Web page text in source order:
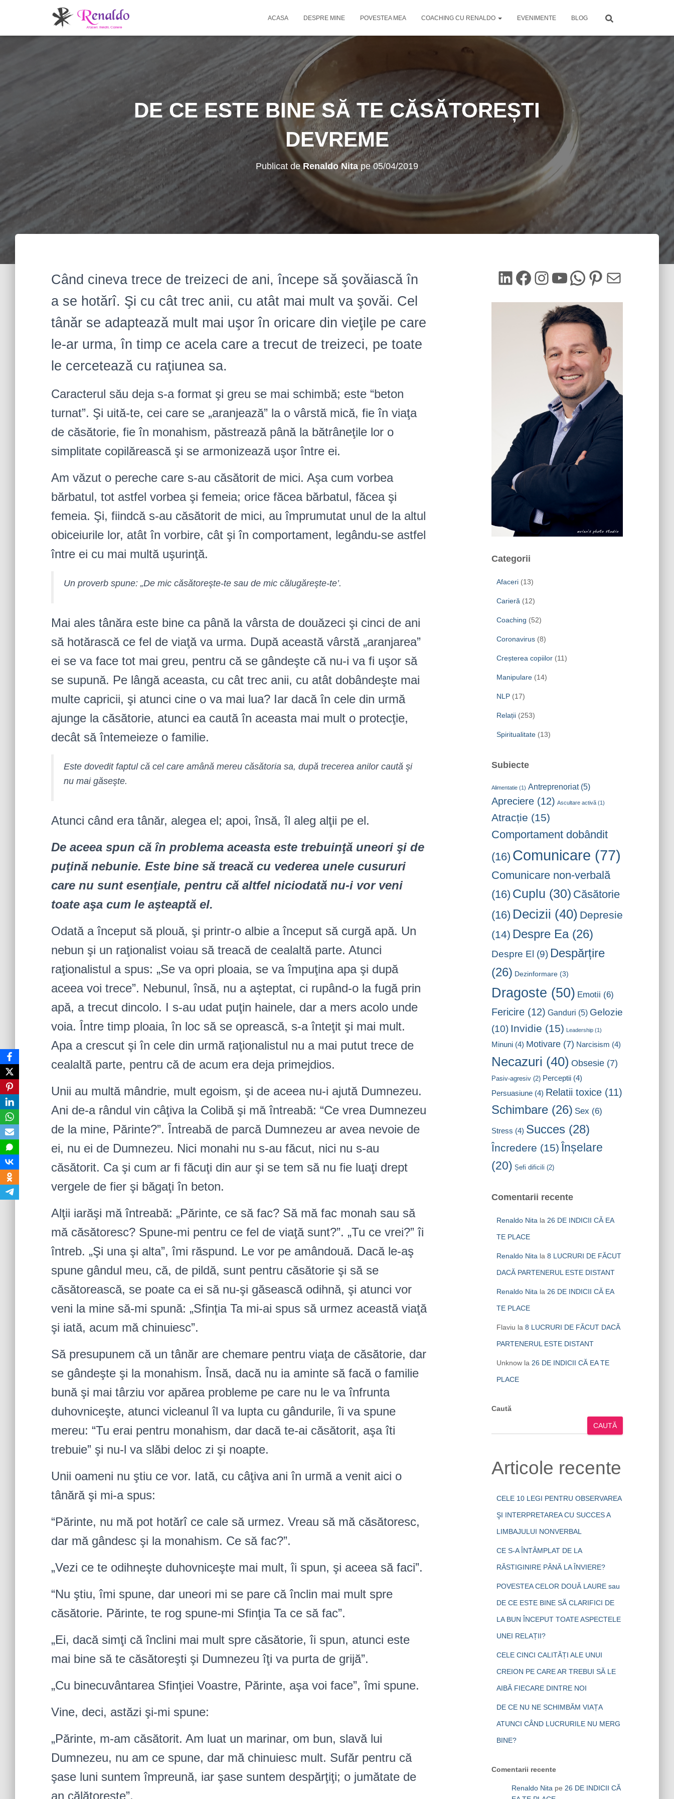
ACASA DESPRE MINE POVESTEA MEA COACHING CU RENALDO EVENIMENTE BLOG
DE CE ESTE BINE SĂ TE CĂSĂTOREȘTI
DEVREME
Publicat deRenaldo Nitape05/04/2019
Când cineva trece de treizeci de ani, începe să şovăiască în
a se hotărî. Şi cu cât trec anii, cu atât mai mult va şovăi. Cel
tânăr se adaptează mult mai uşor în oricare din vieţile pe care
le-ar urma, în timp ce acela care a trecut de treizeci, pe toate
le cercetează cu raţiunea sa.
Caracterul său deja s-a format şi greu se mai schimbă; este “beton
turnat”. Şi uită-te, cei care se „aranjează” la o vârstă mică, fie în viaţa
de căsătorie, fie în monahism, păstrează până la bătrâneţile lor o
simplitate copilărească şi se armonizează uşor între ei.
Am văzut o pereche care s-au căsătorit de mici. Aşa cum vorbea
bărbatul, tot astfel vorbea şi femeia; orice făcea bărbatul, făcea şi
femeia. Şi, fiindcă s-au căsătorit de mici, au împrumutat unul de la altul
obiceiurile lor, atât în vorbire, cât şi în comportament, legându-se astfel
între ei cu mai multă uşurinţă.
Un proverb spune: „De mic căsătoreşte-te sau de mic călugăreşte-te’.
Mai ales tânăra este bine ca până la vârsta de douăzeci şi cinci de ani
să hotărască ce fel de viaţă va urma. După această vârstă „aranjarea”
ei se va face tot mai greu, pentru că se gândeşte că nu-i va fi uşor să
se supună. Pe lângă aceasta, cu cât trec anii, cu atât dobândeşte mai
multe capricii, şi atunci cine o va mai lua? Iar dacă în cele din urmă
ajunge la căsătorie, atunci ea caută în aceasta mai mult o protecţie,
decât să întemeieze o familie.
Este dovedit faptul că cel care amână mereu căsătoria sa, după trecerea anilor caută şi
nu mai găseşte.
Atunci când era tânăr, alegea el; apoi, însă, îl aleg alţii pe el.
De aceea spun că în problema aceasta este trebuinţă uneori şi de
puţină nebunie. Este bine să treacă cu vederea unele cusururi
care nu sunt esenţiale, pentru că altfel niciodată nu-i vor veni
toate aşa cum le aşteaptă el.
Odată a început să plouă, şi printr-o albie a început să curgă apă. Un
nebun şi un raţionalist voiau să treacă de cealaltă parte. Atunci
raţionalistul a spus: „Se va opri ploaia, se va împuţina apa şi după
aceea voi trece”. Nebunul, însă, nu a aşteptat, ci rupând-o la fugă prin
apă, a trecut dincolo. I s-au udat puţin hainele, dar a mers acolo unde
voia. Între timp ploaia, în loc să se oprească, s-a înteţit şi mai mult.
Apa a crescut şi în cele din urmă raţionalistul nu a mai putut trece de
cealaltă parte, pentru că de acum era deja primejdios.
Unii au multă mândrie, mult egoism, şi de aceea nu-i ajută Dumnezeu.
Ani de-a rândul vin câţiva la Colibă şi mă întreabă: “Ce vrea Dumnezeu
de la mine, Părinte?”. Întreabă de parcă Dumnezeu ar avea nevoie de
ei, nu ei de Dumnezeu. Nici monahi nu s-au făcut, nici nu s-au
căsătorit. Ca şi cum ar fi făcuţi din aur şi se tem să nu fie luaţi drept
vergele de fier şi băgaţi în beton.
Alţii iarăşi mă întreabă: „Părinte, ce să fac? Să mă fac monah sau să
mă căsătoresc? Spune-mi pentru ce fel de viaţă sunt?”. „Tu ce vrei?” îi
întreb. „Şi una şi alta”, îmi răspund. Le vor pe amândouă. Dacă le-aş
spune gândul meu, că, de pildă, sunt pentru căsătorie şi să se
căsătorească, se poate ca ei să nu-şi găsească odihnă, şi atunci vor
veni la mine să-mi spună: „Sfinţia Ta mi-ai spus să urmez această viaţă
şi iată, acum mă chinuiesc”.
Să presupunem că un tânăr are chemare pentru viaţa de căsătorie, dar
se gândeşte şi la monahism. Însă, dacă nu ia aminte să facă o familie
bună şi mai târziu vor apărea probleme pe care nu le va înfrunta
duhovniceşte, atunci vicleanul îl va lupta cu gândurile, îi va spune
mereu: “Tu erai pentru monahism, dar dacă te-ai căsătorit, aşa îti
trebuie” şi nu-l va slăbi deloc zi şi noapte.
Unii oameni nu ştiu ce vor. Iată, cu câţiva ani în urmă a venit aici o
tânără şi mi-a spus:
“Părinte, nu mă pot hotărî ce cale să urmez. Vreau să mă căsătoresc,
dar mă gândesc şi la monahism. Ce să fac?”.
„Vezi ce te odihneşte duhovniceşte mai mult, îi spun, şi aceea să faci”.
“Nu ştiu, îmi spune, dar uneori mi se pare că înclin mai mult spre
căsătorie. Părinte, te rog spune-mi Sfinţia Ta ce să fac”.
„Ei, dacă simţi că înclini mai mult spre căsătorie, îi spun, atunci este
mai bine să te căsătoreşti şi Dumnezeu îţi va purta de grijă”.
„Cu binecuvântarea Sfinţiei Voastre, Părinte, aşa voi face”, îmi spune.
Vine, deci, astăzi şi-mi spune:
„Părinte, m-am căsătorit. Am luat un marinar, om bun, slavă lui
Dumnezeu, nu am ce spune, dar mă chinuiesc mult. Sufăr pentru că
şase luni suntem împreună, iar şase suntem despărţiţi; o jumătate de
an călătoreşte”.
LinkedIn Facebook Instagram YouTube WhatsApp Pinterest Mail
Categorii
Afaceri(13)
Carieră (12)
Coaching (52)
Coronavirus(8)
Creșterea copiilor(11)
Manipulare(14)
NLP(17)
Relații(253)
Spiritualitate(13)
Subiecte
Alimentatie(1) Antreprenoriat(5)
Apreciere(12) Ascultare activă(1)
Atracție (15)
Comportament dobândit
(16) Comunicare (77)
Comunicare non-verbală
(16) Cuplu (30) Căsătorie
(16) Decizii (40) Depresie
(14) Despre Ea(26)
Despre El (9) Despărțire
(26) Dezinformare(3)
Dragoste (50) Emotii (6)
Fericire(12) Ganduri (5) Gelozie
(10) Invidie (15) Leadership(1)
Minuni(4) Motivare(7) Narcisism (4)
Necazuri (40) Obsesie(7)
Pasiv-agresiv(2) Perceptii(4)
Persuasiune(4) Relatii toxice(11)
Schimbare(26) Sex (6)
Stress (4) Succes(28)
Încredere (15) Înșelare
(20) Șefi dificili (2)
Comentarii recente
Renaldo Nita la 26 DE INDICII CĂ EA
TE PLACE
Renaldo Nita la 8 LUCRURI DE FĂCUT
DACĂ PARTENERUL ESTE DISTANT
Renaldo Nita la 26 DE INDICII CĂ EA
TE PLACE
Flaviu la 8 LUCRURI DE FĂCUT DACĂ
PARTENERUL ESTE DISTANT
Unknowla 26 DE INDICII CĂ EA TE
PLACE
Caută
CAUTĂ
Articole recente
CELE 10 LEGI PENTRU OBSERVAREA
ŞI INTERPRETAREA CU SUCCES A
LIMBAJULUI NONVERBAL
CE S-A ÎNTÂMPLAT DE LA
RĂSTIGINIRE PÂNĂ LA ÎNVIERE?
POVESTEA CELOR DOUĂ LAURE sau
DE CE ESTE BINE SĂ CLARIFICI DE
LA BUN ÎNCEPUT TOATE ASPECTELE
UNEI RELAȚII?
CELE CINCI CALITĂȚI ALE UNUI
CREION PE CARE AR TREBUI SĂ LE
AIBĂ FIECARE DINTRE NOI
DE CE NU NE SCHIMBĂM VIAȚA
ATUNCI CÂND LUCRURILE NU MERG
BINE?
Comentarii recente
Renaldo Nita pe 26 DE INDICII CĂ